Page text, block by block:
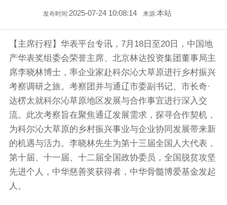
发布时间:2025-07-24 10:08:14 来源:本站
【主席行程】华表平台专讯，7月18日至20日，中国地
产华表奖组委会荣誉主席、北京林达投资集团董事局主
席李晓林博士，率企业家赴科尔沁大草原进行乡村振兴
考察调研之旅。考察团并与通辽市委副书记、市长奇·
达楞太就科尔沁草原地区发展与合作事宜进行深入交
流。此次考察旨在聚焦通辽发展需求，探寻合作契机，
为科尔沁大草原的乡村振兴事业与企业协同发展带来新
的机遇与活力。李晓林先生为第十三届全国人大代表，
第十届、十一届、十二届全国政协委员，全国脱贫攻坚
先进个人，中华慈善奖获得者，中华骨髓博爱基金发起
人。